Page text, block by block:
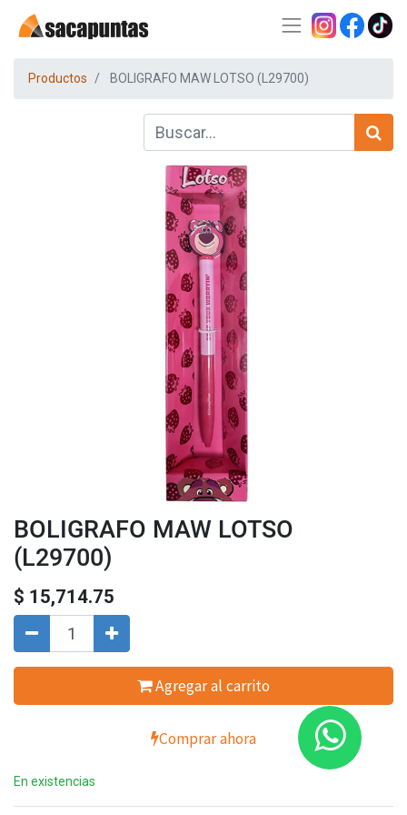
Productos BOLIGRAFO MAW LOTSO (L29700)
BOLIGRAFO MAW LOTSO
(L29700)
$ 15,714.75
Agregar al carrito
Comprar ahora
En existencias